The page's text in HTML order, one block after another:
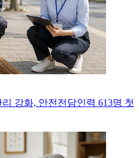
강화, 안전전담인력 613명 첫